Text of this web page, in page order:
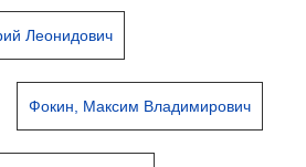
Леонидович
Фокин, Максим Владимирович